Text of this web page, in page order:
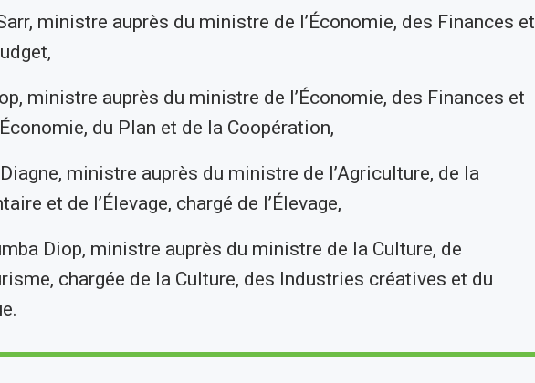
ministre auprès du ministre de l’Économie, des Finances et
ministre auprès du ministre de l’Économie, des Finances et
du Plan et de la Coopération,
ministre auprès du ministre de l’Agriculture, de la
et de l’Élevage, chargé de l’Élevage,
Diop, ministre auprès du ministre de la Culture, de
chargée de la Culture, des Industries créatives et du